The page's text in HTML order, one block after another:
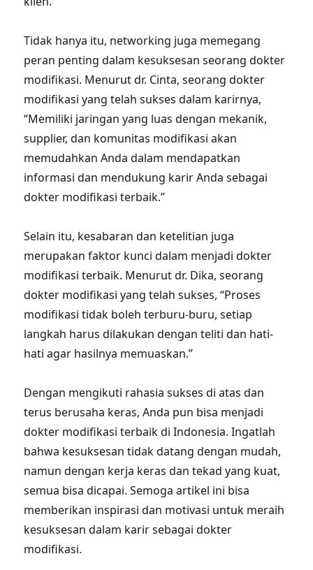
Tidak hanya itu, networking juga memegang
peran penting dalam kesuksesan seorang dokter
modifikasi. Menurut dr. Cinta, seorang dokter
modifikasi yang telah sukses dalam karirnya,
“Memiliki jaringan yang luas dengan mekanik,
supplier, dan komunitas modifikasi akan
memudahkan Anda dalam mendapatkan
informasi dan mendukung karir Anda sebagai
dokter modifikasi terbaik.”
Selain itu, kesabaran dan ketelitian juga
merupakan faktor kunci dalam menjadi dokter
modifikasi terbaik. Menurut dr. Dika, seorang
dokter modifikasi yang telah sukses, “Proses
modifikasi tidak boleh terburu-buru, setiap
langkah harus dilakukan dengan teliti dan hati-
hati agar hasilnya memuaskan.”
Dengan mengikuti rahasia sukses di atas dan
terus berusaha keras, Anda pun bisa menjadi
dokter modifikasi terbaik di Indonesia. Ingatlah
bahwa kesuksesan tidak datang dengan mudah,
namun dengan kerja keras dan tekad yang kuat,
semua bisa dicapai. Semoga artikel ini bisa
memberikan inspirasi dan motivasi untuk meraih
kesuksesan dalam karir sebagai dokter
modifikasi.